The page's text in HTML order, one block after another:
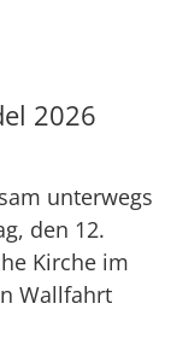
2026
unterwegs
den 12.
Kirche im
Wallfahrt